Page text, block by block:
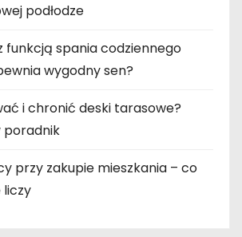
podłodze
funkcją spania codziennego
wygodny sen?
i chronić deski tarasowe?
poradnik
przy zakupie mieszkania – co
liczy